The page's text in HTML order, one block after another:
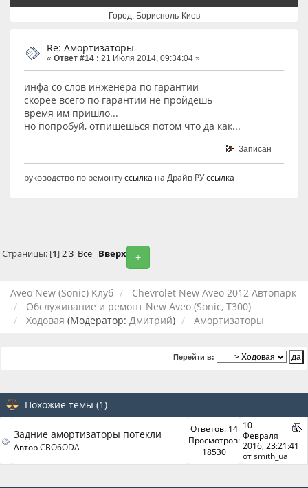
Город: Борисполь-Киев
Re: Амортизаторы
« Ответ #14 : 21 Июля 2014, 09:34:04 »
инфа со слов инженера по гарантии
скорее всего по гарантии не пройдешь
время им пришло...
но попробуй, отпишешься потом что да как...
Записан
руководство по ремонтуссылка на Драйв РУссылка
+
Страницы: [1]2 3 Все Вверх
Aveo New (Sonic) Клуб
Chevrolet New Aveo 2012 Автопарк
Обслуживание и ремонт New Aveo (Sonic, T300)
Ходовая (Модератор: Дмитрий) Амортизаторы
Перейти в:
Похожие темы (1)
Задние амортизаторы потекли
АвторCBO6ODA
Ответов: 14
Просмотров:
18530
10
Февраля
2016, 23:21:41
отsmith_ua